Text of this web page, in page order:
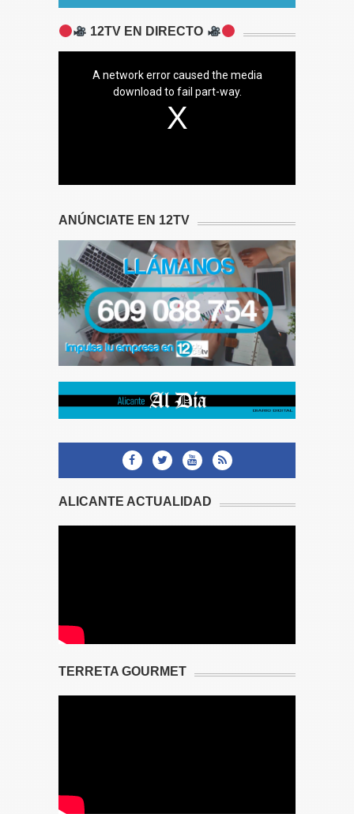
12TV EN DIRECTO
A network error caused the media
download to fail part-way.
ANÚNCIATE EN 12TV
ALICANTE ACTUALIDAD
TERRETA GOURMET